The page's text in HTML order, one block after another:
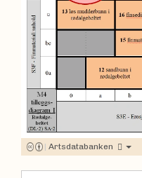
| Artsdatabanken